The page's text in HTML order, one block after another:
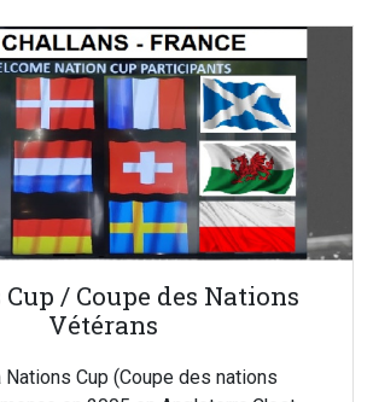
/ Coupe des Nations
Vétérans
Cup (Coupe des nations